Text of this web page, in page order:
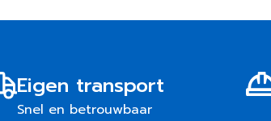
Eigen transport
Snel en betrouwbaar